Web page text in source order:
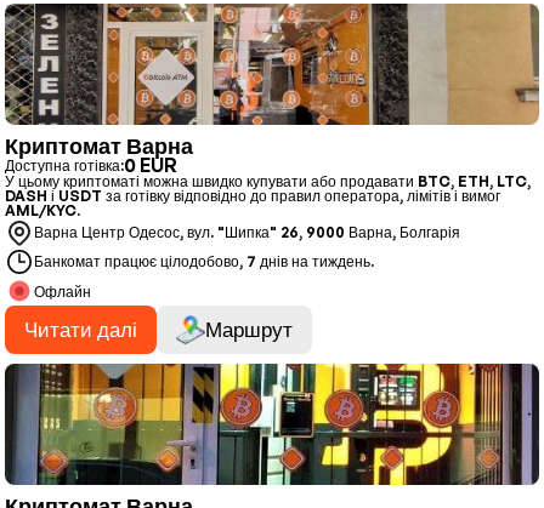
Криптомат Варна
Доступна готівка:0 EUR
У цьому криптоматі можна швидко купувати або продавати BTC, ETH, LTC,
DASH і USDT за готівку відповідно до правил оператора, лімітів і вимог
AML/KYC.
Варна Центр Одесос, вул. "Шипка" 26, 9000 Варна, Болгарія
Банкомат працює цілодобово, 7 днів на тиждень.
Офлайн
Читати далі Маршрут